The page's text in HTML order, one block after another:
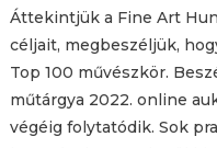
Áttekintjük a Fine Art
céljait, megbeszéljük,
Top 100 művészkör.
műtárgya 2022. online
végéig folytatódik. Sok